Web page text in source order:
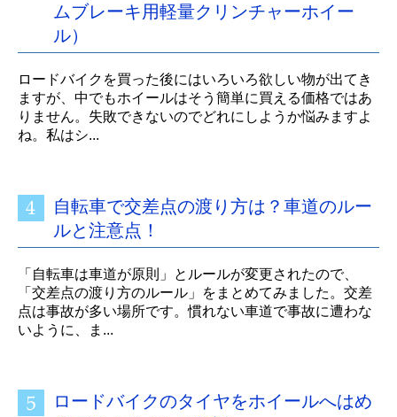
ムブレーキ用軽量クリンチャーホイー
ル）
ロードバイクを買った後にはいろいろ欲しい物が出てき
ますが、中でもホイールはそう簡単に買える価格ではあ
りません。失敗できないのでどれにしようか悩みますよ
ね。私はシ...
自転車で交差点の渡り方は？車道のルー
ルと注意点！
「自転車は車道が原則」とルールが変更されたので、
「交差点の渡り方のルール」をまとめてみました。交差
点は事故が多い場所です。慣れない車道で事故に遭わな
いように、ま...
ロードバイクのタイヤをホイールへはめ